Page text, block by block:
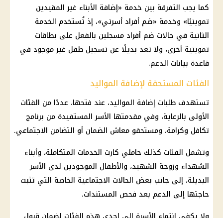
كما يجب التفرقة بين خدمة «إضافة الأبناء غير المقيدين
تموينيًا» وخدمة «ضم أفراد أسرتي»، إذ تُستخدم الخدمة
الثانية في حالات ضم أفراد مسجلين بالفعل على بطاقات
تموينية أخرى، ولا تعد بديلًا عن تسجيل طفل غير موجود في
قاعدة بيانات الدعم.
الفئات المستحقة لإضافة المواليد
تستهدف طلبات إضافة المواليد، عند فتحها، عددًا من الفئات
الأولى بالرعاية، وفي مقدمتها الأسر المستفيدة من برنامج
تكافل وكرامة، ومستحقو معاش الضمان أو التضامن الاجتماعي.
وتشمل الفئات كذلك حاملي كارت الخدمات المتكاملة، وأبناء
الشهداء وزوجة الشهيد، والأطفال الموجودين لدى الأسر
البديلة، إلى جانب بعض الحالات الاجتماعية الخاصة التي تثبت
حاجتها إلى الدعم بعد فحص المستندات.